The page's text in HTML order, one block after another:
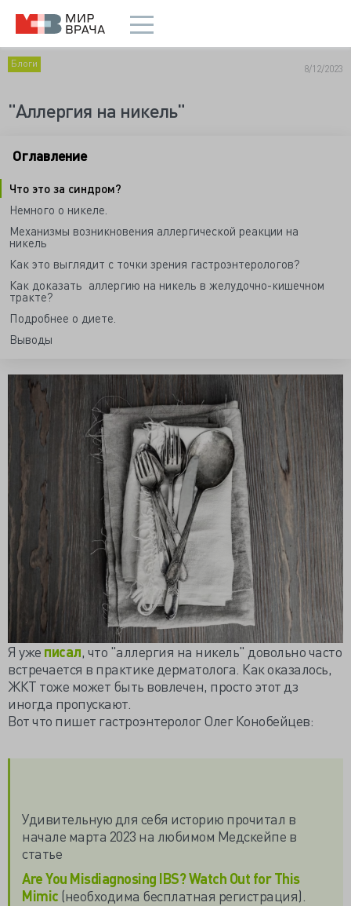
Блоги 8/12/2023
"Аллергия на никель"
Оглавление
Что это за синдром?
Немного о никеле.
Механизмы возникновения аллергической реакции на
никель
Как это выглядит с точки зрения гастроэнтерологов?
Как доказать аллергию на никель в желудочно-кишечном
тракте?
Подробнее о диете.
Выводы
Я уже писал, что "аллергия на никель" довольно часто
встречается в практике дерматолога. Как оказалось,
ЖКТ тоже может быть вовлечен, просто этот дз
иногда пропускают.
Вот что пишет гастроэнтеролог Олег Конобейцев:
Удивительную для себя историю прочитал в
начале марта 2023 на любимом Медскейпе в
статье
Are You Misdiagnosing IBS? Watch Out for This
Mimic (необходима бесплатная регистрация).